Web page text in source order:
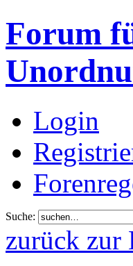
Forum
Login
Suche:
zurück zur